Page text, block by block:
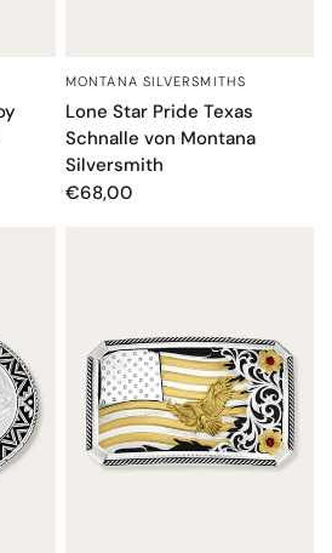
SCHNELLANSICHT
MONTANA SILVERSMITHS
Lone Star Pride Texas
Schnalle von Montana
Silversmith
€68,00